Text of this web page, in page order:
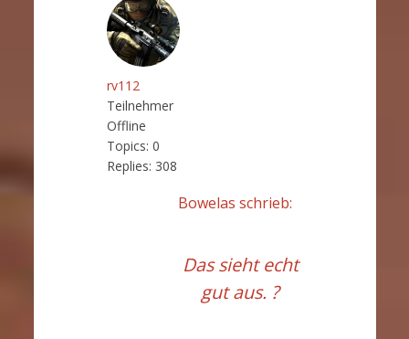
rv112
Teilnehmer
Offline
Topics: 0
Replies: 308
Bowelas schrieb:
Das sieht echt
gut aus. ?